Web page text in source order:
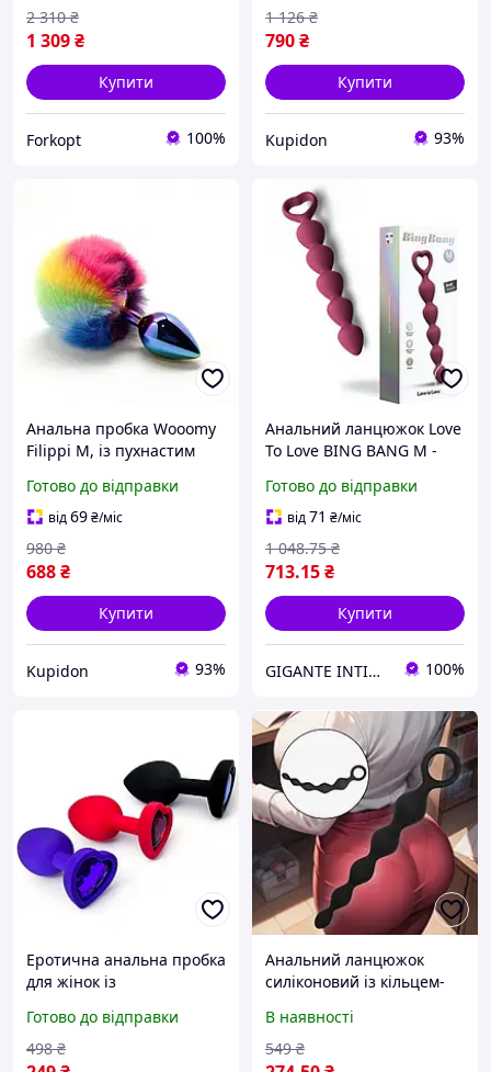
1 309₴
2 310 ₴
Купити
Forkopt 100%
790₴
1 126 ₴
Купити
Kupidon 93%
Анальна пробка Wooomy
Filippi M, із пухнастим
довжина 8 см
Готово до відправки
від69₴/міс
688₴
980 ₴
Купити
Kupidon 93%
Анальний ланцюжок Love
To Love BING BANG M -
виготовлений із
шовковистого силікону
Готово до відправки
від71 ₴/міс
713.15₴
1 048.75 ₴
Купити
GIGANTE INTIM SHOP 100%
Еротична анальна пробка
для жінок із
діаметр 30 мм, стильна
затичка для інтимних ігор
Готово до відправки
498 ₴
Анальний ланцюжок
силіконовий із кільцем-
стимуляція, 17.5 см
В наявності
549 ₴